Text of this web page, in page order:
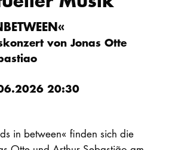
von Jonas Otte
20:30
in between« finden sich die